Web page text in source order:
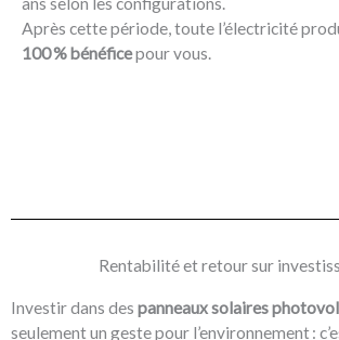
Après cette période, toute l’électricité
100 % bénéficepour vous.
Rentabilité et retour sur
Investir dans des panneaux solaires
seulement un geste pour l’environnement :